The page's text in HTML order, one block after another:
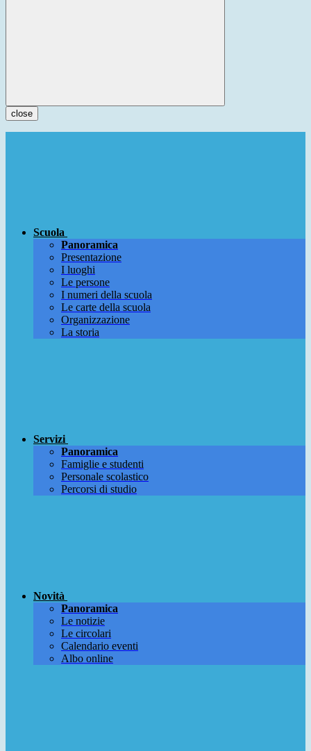
close
Scuola
Panoramica
Presentazione
I luoghi
Le persone
I numeri della scuola
Le carte della scuola
Organizzazione
La storia
Servizi
Panoramica
Famiglie e studenti
Personale scolastico
Percorsi di studio
Novità
Panoramica
Le notizie
Le circolari
Calendario eventi
Albo online